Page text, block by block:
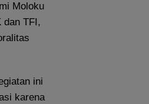
Moloku
dan TFI,
ini
karena